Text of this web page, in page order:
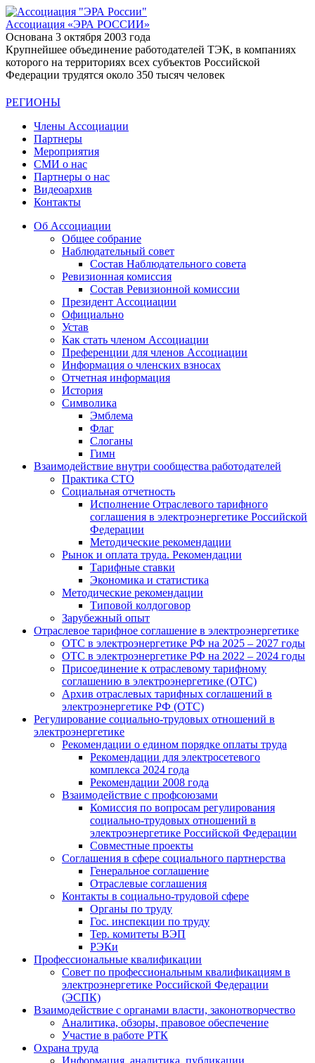
Ассоциация «ЭРА РОССИИ»
Основана 3 октября 2003 года
Крупнейшее объединение работодателей ТЭК, в компаниях
которого на территориях всех субъектов Российской
Федерации трудятся около 350 тысяч человек
РЕГИОНЫ
Члены Ассоциации
Партнеры
Мероприятия
СМИ о нас
Партнеры о нас
Видеоархив
Контакты
Об Ассоциации
Общее собрание
Наблюдательный совет
Состав Наблюдательного совета
Ревизионная комиссия
Состав Ревизионной комиссии
Президент Ассоциации
Официально
Устав
Как стать членом Ассоциации
Преференции для членов Ассоциации
Информация о членских взносах
Отчетная информация
История
Символика
Эмблема
Флаг
Слоганы
Гимн
Взаимодействие внутри сообщества работодателей
Практика СТО
Социальная отчетность
Исполнение Отраслевого тарифного
соглашения в электроэнергетике Российской
Федерации
Методические рекомендации
Рынок и оплата труда. Рекомендации
Тарифные ставки
Экономика и статистика
Методические рекомендации
Типовой колдоговор
Зарубежный опыт
Отраслевое тарифное соглашение в электроэнергетике
ОТС в электроэнергетике РФ на 2025 – 2027 годы
ОТС в электроэнергетике РФ на 2022 – 2024 годы
Присоединение к отраслевому тарифному
соглашению в электроэнергетике (ОТС)
Архив отраслевых тарифных соглашений в
электроэнергетике РФ (ОТС)
Регулирование социально-трудовых отношений в
электроэнергетике
Рекомендации о едином порядке оплаты труда
Рекомендации для электросетевого
комплекса 2024 года
Рекомендации 2008 года
Взаимодействие с профсоюзами
Комиссия по вопросам регулирования
социально-трудовых отношений в
электроэнергетике Российской Федерации
Совместные проекты
Соглашения в сфере социального партнерства
Генеральное соглашение
Отраслевые соглашения
Контакты в социально-трудовой сфере
Органы по труду
Гос. инспекции по труду
Тер. комитеты ВЭП
РЭКи
Профессиональные квалификации
Совет по профессиональным квалификациям в
электроэнергетике Российской Федерации
(ЭСПК)
Взаимодействие с органами власти, законотворчество
Аналитика, обзоры, правовое обеспечение
Участие в работе РТК
Охрана труда